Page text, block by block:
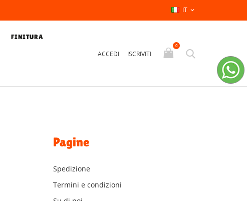
IT 
FINITURA
ACCEDI ISCRIVITI
0
Pagine
Spedizione
Termini e condizioni